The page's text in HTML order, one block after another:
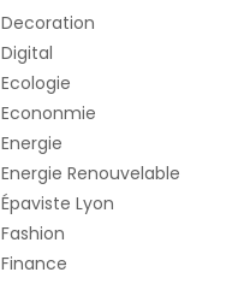
Decoration
Digital
Ecologie
Econonmie
Energie
Energie Renouvelable
Épaviste Lyon
Fashion
Finance